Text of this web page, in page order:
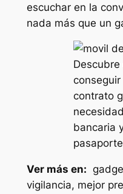
escuchar en la
nada más que un
Descubre
contrato
bancaria
Ver más en:
vigilancia, mejor